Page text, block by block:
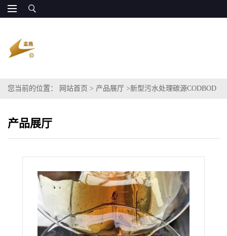
您当前的位置： 网站首页 > 产品展厅 >新型污水处理碳源CODBOD
产品展厅